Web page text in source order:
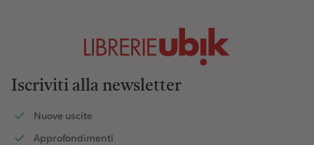
Iscriviti alla newsletter
Nuove uscite
Approfondimenti